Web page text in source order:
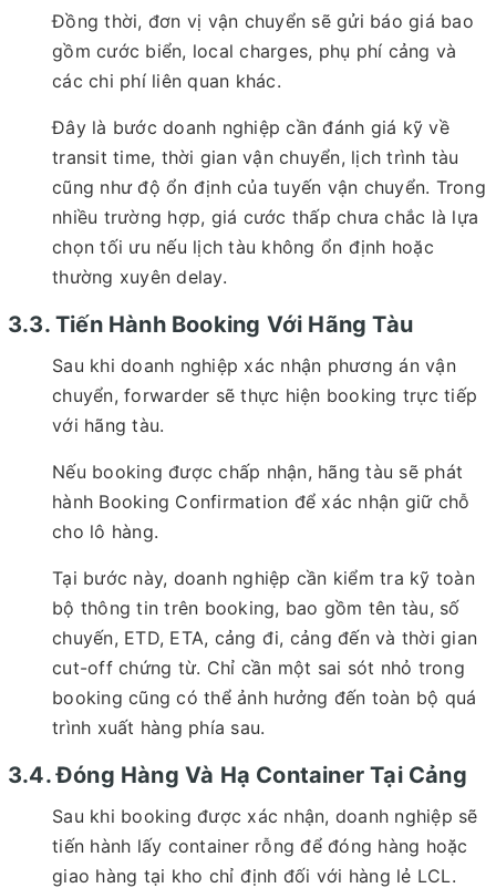
Đồng thời, đơn vị vận chuyển sẽ gửi báo giá bao
gồm cước biển, local charges, phụ phí cảng và
các chi phí liên quan khác.
Đây là bước doanh nghiệp cần đánh giá kỹ về
transit time, thời gian vận chuyển, lịch trình tàu
cũng như độ ổn định của tuyến vận chuyển. Trong
nhiều trường hợp, giá cước thấp chưa chắc là lựa
chọn tối ưu nếu lịch tàu không ổn định hoặc
thường xuyên delay.
3.3. Tiến Hành Booking Với Hãng Tàu
Sau khi doanh nghiệp xác nhận phương án vận
chuyển, forwarder sẽ thực hiện booking trực tiếp
với hãng tàu.
Nếu booking được chấp nhận, hãng tàu sẽ phát
hành Booking Confirmation để xác nhận giữ chỗ
cho lô hàng.
Tại bước này, doanh nghiệp cần kiểm tra kỹ toàn
bộ thông tin trên booking, bao gồm tên tàu, số
chuyến, ETD, ETA, cảng đi, cảng đến và thời gian
cut-off chứng từ. Chỉ cần một sai sót nhỏ trong
booking cũng có thể ảnh hưởng đến toàn bộ quá
trình xuất hàng phía sau.
3.4. Đóng Hàng Và Hạ Container Tại Cảng
Sau khi booking được xác nhận, doanh nghiệp sẽ
tiến hành lấy container rỗng để đóng hàng hoặc
giao hàng tại kho chỉ định đối với hàng lẻ LCL.